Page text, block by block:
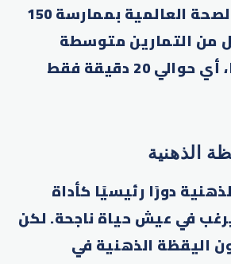
توصي منظمة الصحة العالمية بممارسة 150
من التمارين متوسطة
الشدة أسبوعيًا، أي حوالي 20 دقيقة فقط
دورًا رئيسيًا كأداة
في عيش حياة ناجحة. لكن
اليقظة الذهنية في